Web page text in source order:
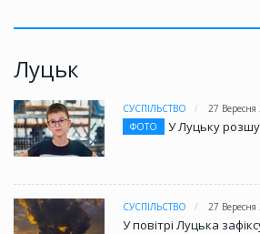
Луцьк
СУСПІЛЬСТВО
27
ФОТО
У Луцьку
СУСПІЛЬСТВО 27
У повітрі Луцька